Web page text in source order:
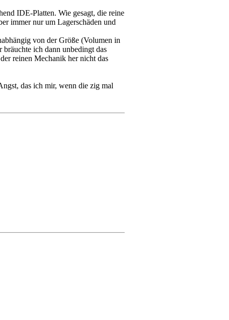
IDE-Platten. Wie gesagt, die reine
immer nur um Lagerschäden und
von der Größe (Volumen in
ich dann unbedingt das
reinen Mechanik her nicht das
das ich mir, wenn die zig mal